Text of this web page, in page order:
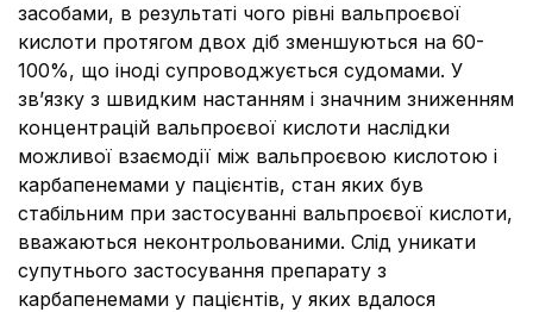
засобами, в результаті чого рівні вальпроєвої
кислоти протягом двох діб зменшуються на 60-
100%, що іноді супроводжується судомами. У
зв’язку з швидким настанням і значним зниженням
концентрацій вальпроєвої кислоти наслідки
можливої взаємодії між вальпроєвою кислотою і
карбапенемами у пацієнтів, стан яких був
стабільним при застосуванні вальпроєвої кислоти,
вважаються неконтрольованими. Слід уникати
супутнього застосування препарату з
карбапенемами у пацієнтів, у яких вдалося